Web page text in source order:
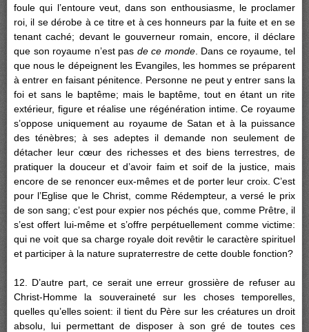
foule qui l’entoure veut, dans son enthousiasme, le proclamer
roi, il se dérobe à ce titre et à ces honneurs par la fuite et en se
tenant caché; devant le gouverneur romain, encore, il déclare
que son royaume n’est pas de ce monde. Dans ce royaume, tel
que nous le dépeignent les Evangiles, les hommes se préparent
à entrer en faisant pénitence. Personne ne peut y entrer sans la
foi et sans le baptême; mais le baptême, tout en étant un rite
extérieur, figure et réalise une régénération intime. Ce royaume
s’oppose uniquement au royaume de Satan et à la puissance
des ténèbres; à ses adeptes il demande non seulement de
détacher leur cœur des richesses et des biens terrestres, de
pratiquer la douceur et d’avoir faim et soif de la justice, mais
encore de se renoncer eux-mêmes et de porter leur croix. C’est
pour l’Eglise que le Christ, comme Rédempteur, a versé le prix
de son sang; c’est pour expier nos péchés que, comme Prêtre, il
s’est offert lui-même et s’offre perpétuellement comme victime:
qui ne voit que sa charge royale doit revêtir le caractère spirituel
et participer à la nature supraterrestre de cette double fonction?
12. D’autre part, ce serait une erreur grossière de refuser au
Christ-Homme la souveraineté sur les choses temporelles,
quelles qu’elles soient: il tient du Père sur les créatures un droit
absolu, lui permettant de disposer à son gré de toutes ces